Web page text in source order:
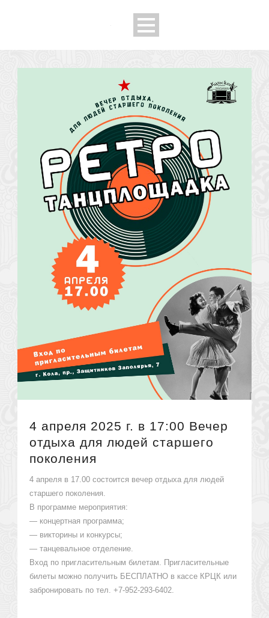
4 апреля 2025 г. в 17:00 Вечер
отдыха для людей старшего
поколения
4 апреля в 17.00 состоится вечер отдыха для людей
старшего поколения.
В программе мероприятия:
— концертная программа;
— викторины и конкурсы;
— танцевальное отделение.
Вход по пригласительным билетам. Пригласительные
билеты можно получить БЕСПЛАТНО в кассе КРЦК или
забронировать по тел. +7-952-293-6402.